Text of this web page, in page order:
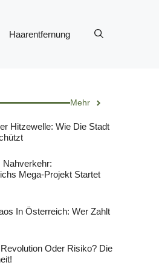
Haarentfernung
Mehr
Hitzewelle: Wie Die Stadt
Nahverkehr:
Mega-Projekt Startet
In Österreich: Wer Zahlt
Oder Risiko? Die